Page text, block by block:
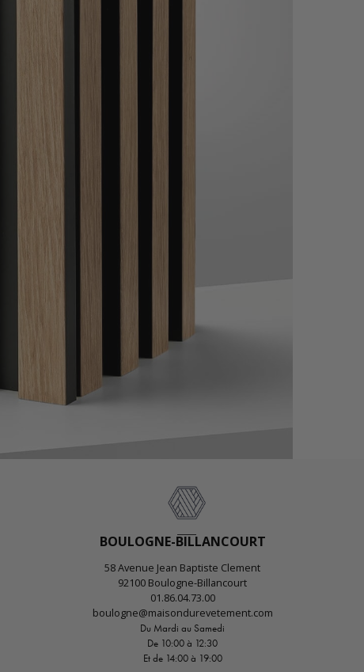
BOULOGNE-BILLANCOURT
58 Avenue Jean Baptiste Clement
92100 Boulogne-Billancourt
01.86.04.73.00
boulogne@maisondurevetement.com
Du Mardi au Samedi
De 10:00 à 12:30
Et de 14:00 à 19:00